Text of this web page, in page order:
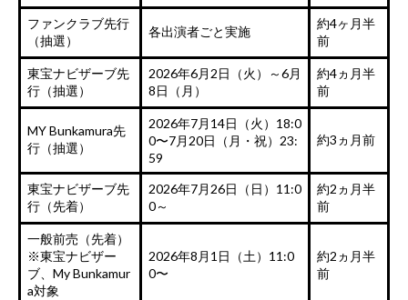
ファンクラブ先行
（抽選）
各出演者ごと実施
約4ヶ月半
前
東宝ナビザーブ先
行（抽選）
2026年6月2日（火）～6月
8日（月）
約4ヵ月半
前
MY Bunkamura先
行（抽選）
2026年7月14日（火）18:0
0〜7月20日（月・祝）23:
59
約3ヵ月前
東宝ナビザーブ先
行（先着）
2026年7月26日（日）11:0
0～
約2ヵ月半
前
一般前売（先着）
※東宝ナビザー
ブ、My Bunkamur
a対象
2026年8月1日（土）11:0
0〜
約2ヵ月半
前